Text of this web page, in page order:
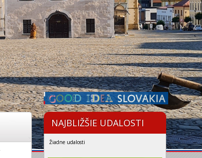
NAJBLIŽŠIE UDALOSTI
Žiadne udalosti